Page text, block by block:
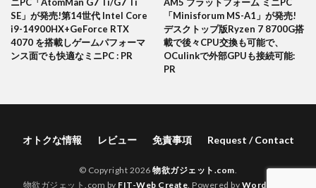
SE」が発売!第14世代 Intel Core
i9-14900HX+GeForce RTX
4070 を搭載しゲームパフォーマ
ンス面でも快適なミニPC : PR
「Minisforum MS-A1」が発売!
デスクトップ版Ryzen 7 8700G搭
載で後々CPU交換も可能で、
OCulinkで外部GPUも接続可能:
PR
オトクな情報 レビュー 免責事項 Request / Contact
© Copyright 2026物欲ガジェット.com
物欲ガジェット.com by FIT-Web Create . Powered by WordPress